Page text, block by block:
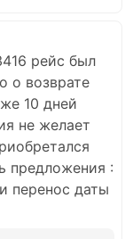
рейс был
о возврате
10 дней
не желает
предложения :
перенос даты